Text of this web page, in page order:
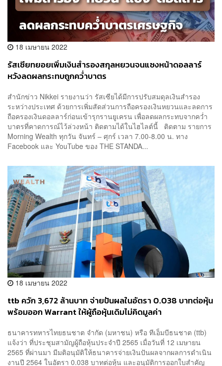
18 เมษายน 2022
รัสเซียทยอยเพิ่มเงินสำรองสกุลหยวนจนแซงหน้าดอลลาร์
หวังลดผลกระทบถูกคว่ำบาตร
สำนักข่าว Nikkei รายงานว่า รัสเซียได้มีการปรับสมดุลเงินสำรอง
ระหว่างประเทศ ด้วยการเพิ่มสัดส่วนการถือครองเงินหยวนและลดการ
ถือครองเงินดอลลาร์ก่อนเข้ารุกรานยูเครน เพื่อลดผลกระทบจากคว่ำ
บาตรที่คาดการณ์ไว้ล่วงหน้า ติดตามได้ในไฮไลต์นี้ ติดตาม รายการ
Morning Wealth ทุกวัน จันทร์ – ศุกร์ เวลา 7.00-8.00 น. ทาง
Facebook และ YouTube ของ THE STANDA...
18 เมษายน 2022
ttb ควัก 3,672 ล้านบาท จ่ายปันผลในอัตรา 0.038 บาทต่อหุ้น
พร้อมออก Warrant ให้ผู้ถือหุ้นเดิมไม่คิดมูลค่า
ธนาคารทหารไทยธนชาต จำกัด (มหาชน) หรือ ทีเอ็มบีธนชาต (ttb)
แจ้งว่า ที่ประชุมสามัญผู้ถือหุ้นประจำปี 2565 เมื่อวันที่ 12 เมษายน
2565 ที่ผ่านมา มีมติอนุมัติให้ธนาคารจ่ายเงินปันผลจากผลการดำเนิน
งานปี 2564 ในอัตรา 0.038 บาทต่อหุ้น และอนุมัติการออกใบสำคัญ